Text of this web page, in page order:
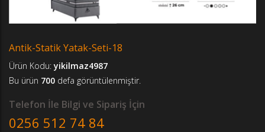
Antik-Statik Yatak-Seti-18
Ürün Kodu:yikilmaz4987
Bu ürün 700 defa görüntülenmiştir.
Telefon İle Bilgi ve Sipariş İçin
0256 512 74 84